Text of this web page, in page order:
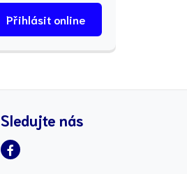
Přihlásit online
Sledujte nás